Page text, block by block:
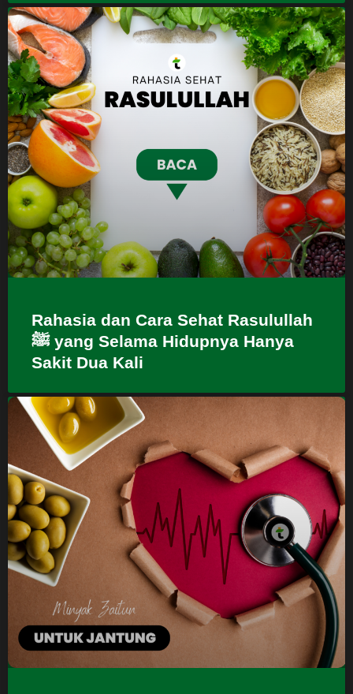
Rahasia dan Cara Sehat Rasulullah
ﷺ yang Selama Hidupnya Hanya
Sakit Dua Kali